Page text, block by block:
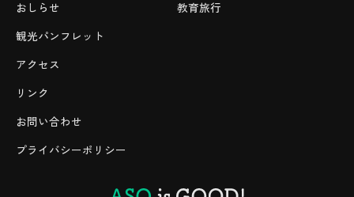
おしらせ 教育旅行
観光パンフレット
アクセス
リンク
お問い合わせ
プライバシーポリシー